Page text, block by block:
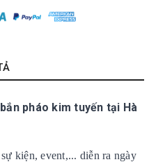
pháo kim tuyến tại Hà
kiện, event,... diễn ra ngày